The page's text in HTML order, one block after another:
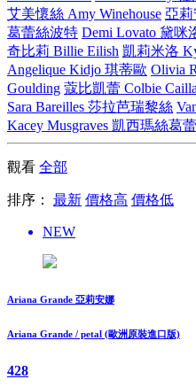
艾美懷絲 Amy Winehouse 亞莉
葛蕾絲波特 Demi Lovato 黛咪
奇比莉 Billie Eilish 凱莉米洛
Angelique Kidjo 琪蒂歐 Olivia
Goulding 蔻比凱蕾 Colbie
Sara Bareilles 莎拉芭瑞黎絲
Kacey Musgraves 凱西瑪絲葛
觀看 全部
排序： 最新 價格高 價格低
NEW
Ariana Grande 亞莉安娜
Ariana Grande / petal (歐洲原裝進口版)
428